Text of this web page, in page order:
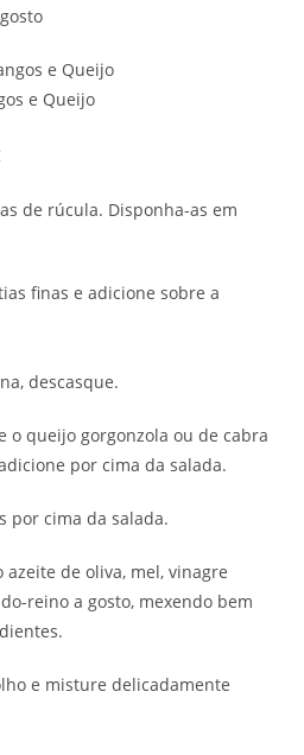
e Queijo
de rúcula. Disponha-as em
finas e adicione sobre a
descasque.
o queijo gorgonzola ou de cabra
por cima da salada.
por cima da salada.
de oliva, mel, vinagre
reino a gosto, mexendo bem
e misture delicadamente